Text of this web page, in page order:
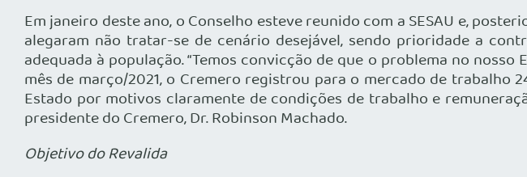
Em janeiro deste ano, o Conselho esteve reunido com a SESAU e,
alegaram não tratar-se de cenário desejável, sendo prioridade a
adequada à população. “Temos convicção de que o problema no
mês de março/2021, o Cremero registrou para o mercado de trabalho
Estado por motivos claramente de condições de trabalho e
presidente do Cremero, Dr. Robinson Machado.
Objetivo do Revalida